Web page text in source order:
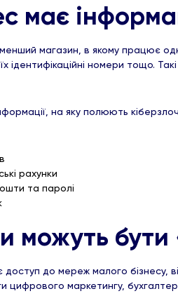
має
магазин, в якому працює
ідентифікаційні номери тощо.
на яку полюють
рахунки
та паролі
можуть бути
до мереж малого бізнесу,
цифрового маркетингу,